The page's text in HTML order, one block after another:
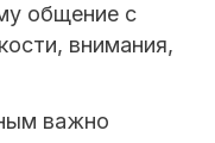
общение с
внимания,
важно